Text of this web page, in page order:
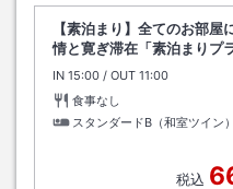
【素泊まり】全てのお部
情と寛ぎ滞在「素泊まりプ
IN チェックイン
15:00 / OUT チェックアウト
11:00
食事なし
スタンダードB（和室ツイン
税込